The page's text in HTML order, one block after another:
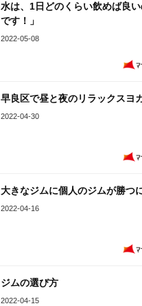
水は、1日どのくらい飲めば良
です！」
2022-05-08
早良区で昼と夜のリラックスヨ
2022-04-30
大きなジムに個人のジムが勝つ
2022-04-16
ジムの選び方
2022-04-15